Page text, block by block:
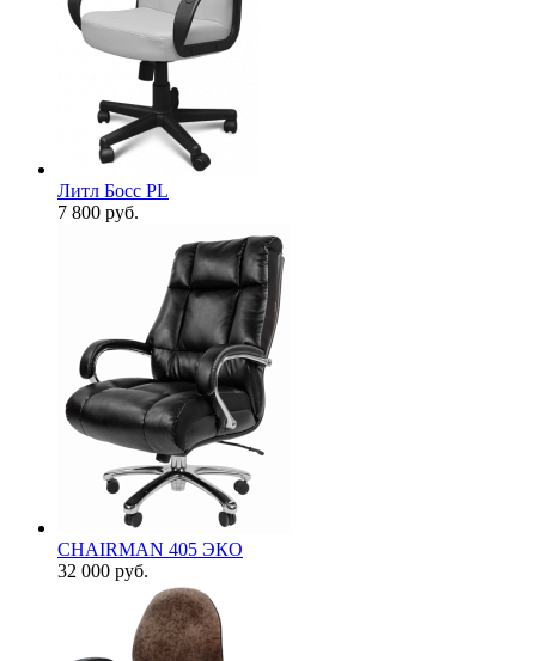
Литл Босс PL
7 800 руб.
CHAIRMAN 405 ЭКО
32 000 руб.